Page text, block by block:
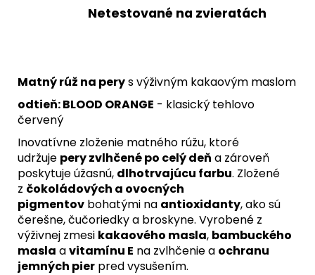
Netestované na zvieratách
Matný rúž na perys výživným kakaovým maslom
odtieň: BLOOD ORANGE - klasický tehlovo
červený
Inovatívne zloženie matného rúžu, ktoré
udržuje pery zvlhčené po celý deň a zároveň
poskytuje úžasnú, dlhotrvajúcu farbu. Zložené
z čokoládových a ovocných
pigmentov bohatými na antioxidanty, ako sú
čerešne, čučoriedky a broskyne. Vyrobené z
výživnej zmesi kakaového masla, bambuckého
masla avitamínu E na zvlhčenie a ochranu
jemných pier pred vysušením.